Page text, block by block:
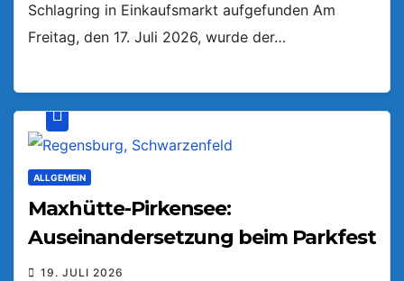
Schlagring in Einkaufsmarkt aufgefunden Am
Freitag, den 17. Juli 2026, wurde der…
ALLGEMEIN
Maxhütte-Pirkensee:
Auseinandersetzung beim Parkfest
19. JULI 2026